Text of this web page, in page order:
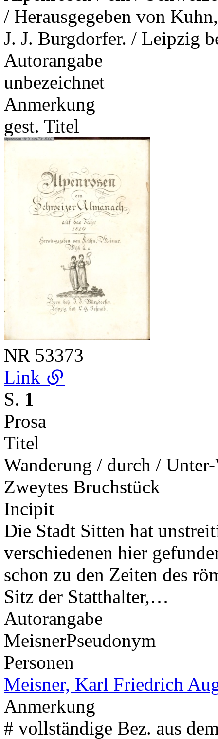
/ Herausgegeben von
J. J. Burgdorfer. / Leipzig
Autorangabe
unbezeichnet
Anmerkung
gest. Titel
NR 53373
Link
S. 1
Prosa
Titel
Wanderung / durch /
Zweytes Bruchstück
Incipit
Die Stadt Sitten hat
verschiedenen hier
schon zu den Zeiten des
Sitz der Statthalter,…
Autorangabe
MeisnerPseudonym
Personen
Meisner, Karl Friedrich
Anmerkung
# vollständige Bez. aus